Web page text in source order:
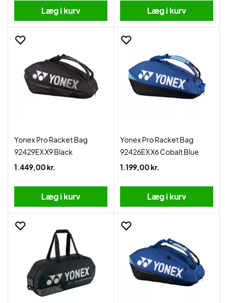
Læg i kurv Læg i kurv
Yonex Pro Racket Bag
92429EX X9 Black
1.449,00 kr.
Læg i kurv
Yonex Pro Racket Bag
92426EX X6 Cobalt Blue
1.199,00 kr.
Læg i kurv